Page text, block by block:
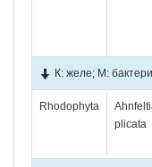
К: желе; М:
Rhodophyta
plicata